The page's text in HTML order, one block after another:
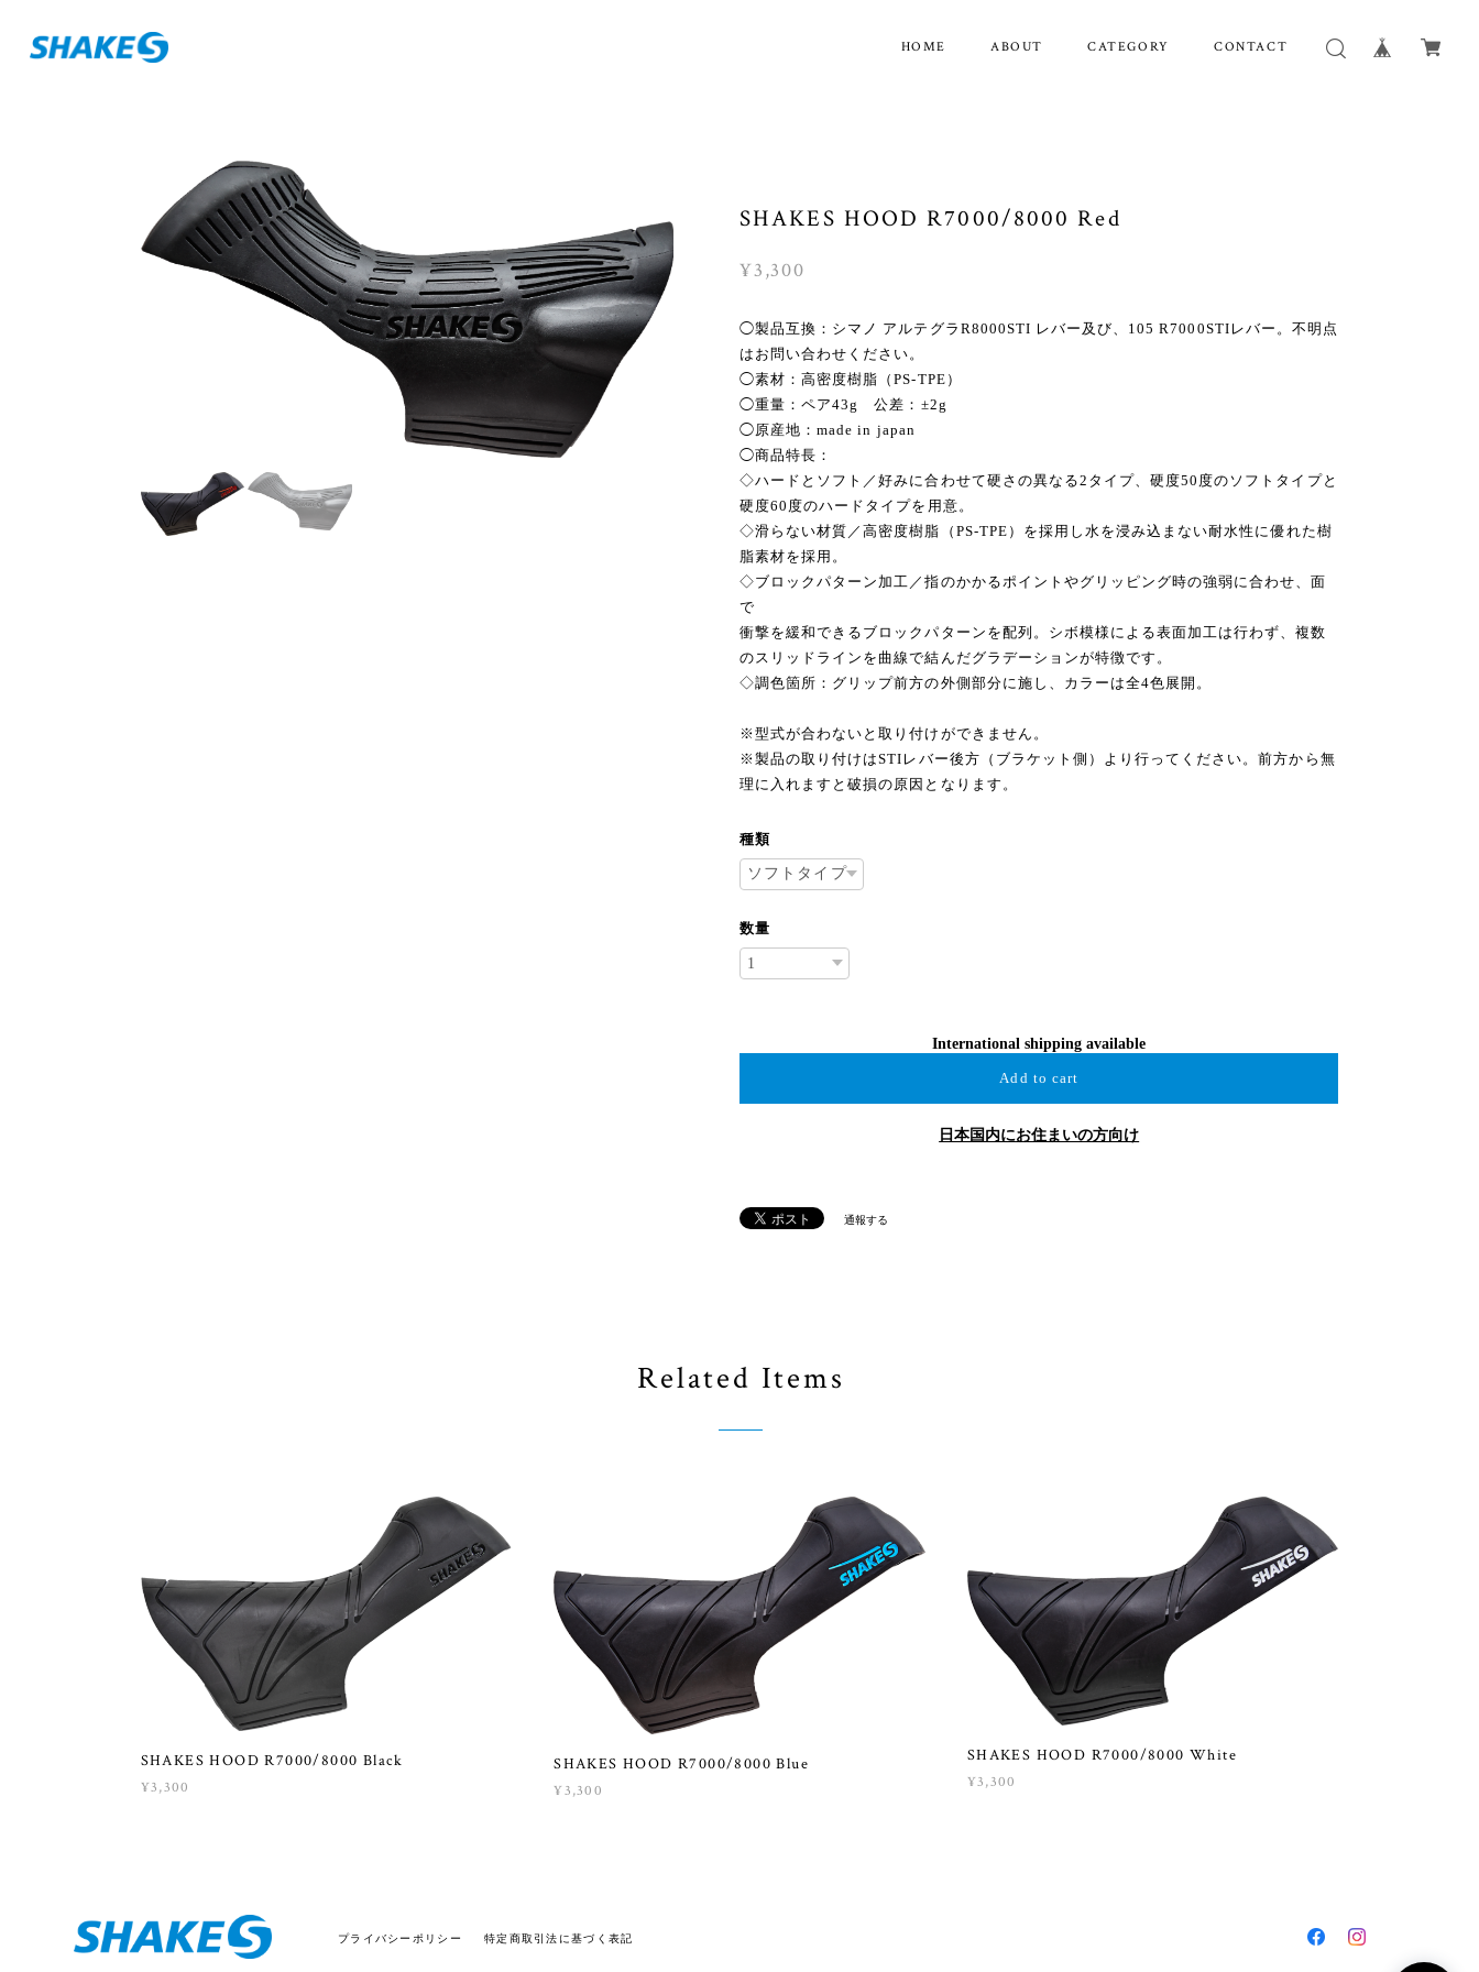
HOME ABOUT CATEGORY CONTACT
SHAKES HOOD R7000/8000 Red
¥3,300
◯製品互換：シマノ アルテグラR8000STI レバー及び、105 R7000STIレバー。不明点
はお問い合わせください。
◯素材：高密度樹脂（PS-TPE）
◯重量：ペア43g 公差：±2g
◯原産地：made in japan
◯商品特長：
◇ハードとソフト／好みに合わせて硬さの異なる2タイプ、硬度50度のソフトタイプと
硬度60度のハードタイプを用意。
◇滑らない材質／高密度樹脂（PS-TPE）を採用し水を浸み込まない耐水性に優れた樹
脂素材を採用。
◇ブロックパターン加工／指のかかるポイントやグリッピング時の強弱に合わせ、面
で
衝撃を緩和できるブロックパターンを配列。シボ模様による表面加工は行わず、複数
のスリッドラインを曲線で結んだグラデーションが特徴です。
◇調色箇所：グリップ前方の外側部分に施し、カラーは全4色展開。
※型式が合わないと取り付けができません。
※製品の取り付けはSTIレバー後方（ブラケット側）より行ってください。前方から無
理に入れますと破損の原因となります。
種類
数量
International shipping available
Add to cart
日本国内にお住まいの方向け
通報する
Related Items
SHAKES HOOD R7000/8000 Black
¥3,300
SHAKES HOOD R7000/8000 Blue
¥3,300
SHAKES HOOD R7000/8000 White
¥3,300
プライバシーポリシー 特定商取引法に基づく表記